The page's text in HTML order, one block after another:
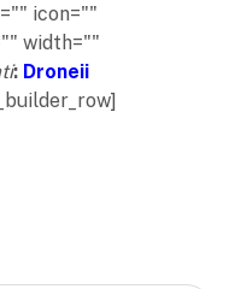
icon=""
width=""
: Droneii